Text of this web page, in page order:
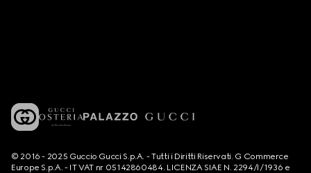
© 2016 - 2025 Guccio Gucci S.p.A. - Tutti i Diritti Riservati. G Commerce
Europe S.p.A. - IT VAT nr 05142860484. LICENZA SIAE N. 2294/I/1936 e